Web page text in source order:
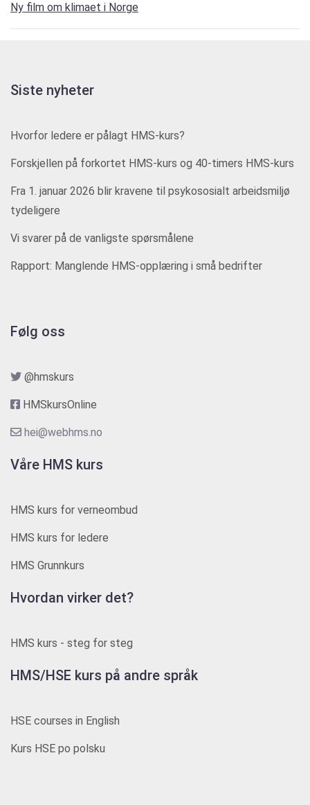
Ny film om klimaet i Norge
Siste nyheter
Hvorfor ledere er pålagt HMS-kurs?
Forskjellen på forkortet HMS-kurs og 40-timers HMS-kurs
Fra 1. januar 2026 blir kravene til psykososialt arbeidsmiljø
tydeligere
Vi svarer på de vanligste spørsmålene
Rapport: Manglende HMS-opplæring i små bedrifter
Følg oss
@hmskurs
HMSkursOnline
hei@webhms.no
Våre HMS kurs
HMS kurs for verneombud
HMS kurs for ledere
HMS Grunnkurs
Hvordan virker det?
HMS kurs - steg for steg
HMS/HSE kurs på andre språk
HSE courses in English
Kurs HSE po polsku